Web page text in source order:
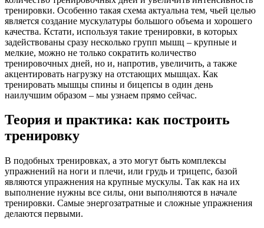
тренировки. Особенно такая схема актуальна тем, чьей целью
является создание мускулатуры большого объема и хорошего
качества. Кстати, используя такие тренировки, в которых
задействованы сразу несколько групп мышц – крупные и
мелкие, можно не только сократить количество
тренировочных дней, но и, напротив, увеличить, а также
акцентировать нагрузку на отстающих мышцах. Как
тренировать мышцы спины и бицепсы в один день
наилучшим образом – мы узнаем прямо сейчас.
Теория и практика: как построить
тренировку
В подобных тренировках, а это могут быть комплексы
упражнений на ноги и плечи, или грудь и трицепс, базой
являются упражнения на крупные мускулы. Так как на их
выполнение нужны все силы, они выполняются в начале
тренировки. Самые энергозатратные и сложные упражнения
делаются первыми.